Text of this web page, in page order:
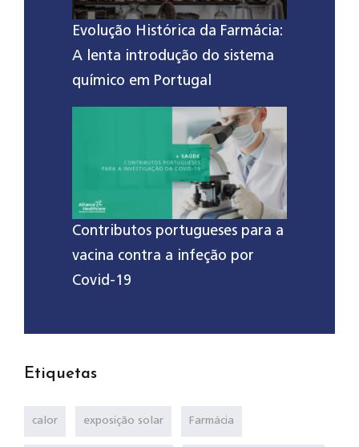
Evolução Histórica da Farmácia:
A lenta introdução do sistema
químico em Portugal
Contributos portugueses para a
vacina contra a infeção por
Covid-19
Etiquetas
calor exposição solar Farmácia